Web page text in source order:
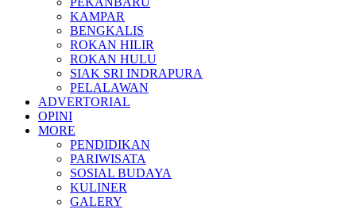
KAMPAR
BENGKALIS
ROKAN HILIR
ROKAN HULU
SIAK SRI INDRAPURA
PELALAWAN
ADVERTORIAL
OPINI
MORE
PENDIDIKAN
PARIWISATA
SOSIAL BUDAYA
KULINER
GALERY